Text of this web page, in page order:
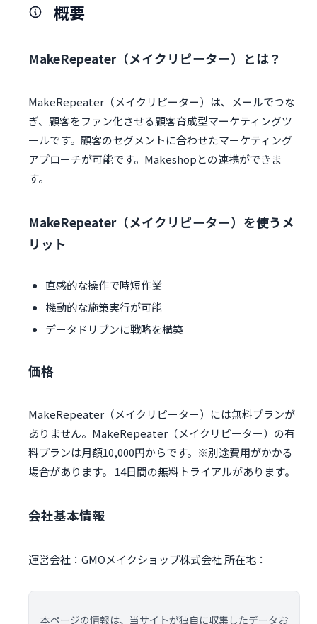
概要
MakeRepeater（メイクリピーター）とは？
MakeRepeater（メイクリピーター）は、メールでつな
ぎ、顧客をファン化させる顧客育成型マーケティングツ
ールです。顧客のセグメントに合わせたマーケティング
アプローチが可能です。Makeshopとの連携ができま
す。
MakeRepeater（メイクリピーター）を使うメ
リット
直感的な操作で時短作業
機動的な施策実行が可能
データドリブンに戦略を構築
価格
MakeRepeater（メイクリピーター）には無料プランが
ありません。MakeRepeater（メイクリピーター）の有
料プランは月額10,000円からです。※別途費用がかかる
場合があります。 14日間の無料トライアルがあります。
会社基本情報
運営会社：GMOメイクショップ株式会社 所在地：
本ページの情報は、当サイトが独自に収集したデータお